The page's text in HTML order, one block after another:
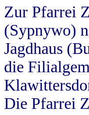
Zur Pfarrei
(Sypnywo)
Jagdhaus
die
Die Pfarrei